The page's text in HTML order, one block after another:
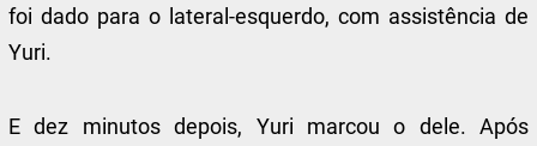
foi dado para o lateral-esquerdo, com assistência de
Yuri.
E dez minutos depois, Yuri marcou o dele. Após